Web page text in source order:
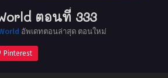
ตอนที่ 333
อัพเดทตอนล่าสุด ตอนใหม่
Pinterest